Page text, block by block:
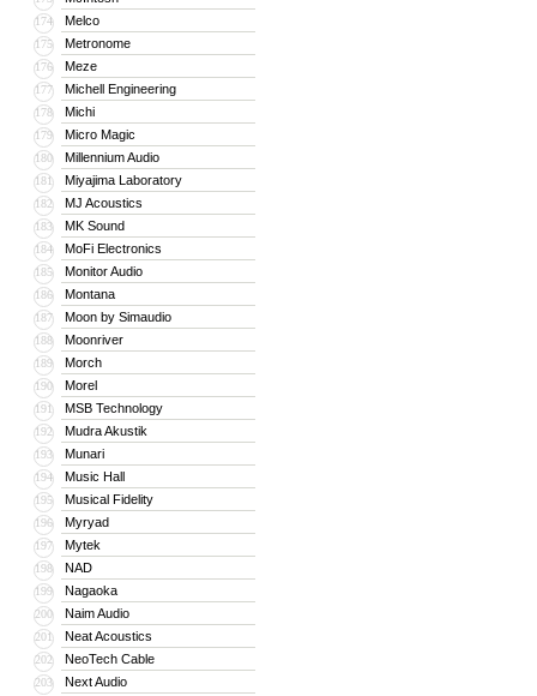
174 Melco
175 Metronome
176 Meze
177 Michell Engineering
178 Michi
179 Micro Magic
180 Millennium Audio
181 Miyajima Laboratory
182 MJ Acoustics
183 MK Sound
184 MoFi Electronics
185 Monitor Audio
186 Montana
187 Moon by Simaudio
188 Moonriver
189 Morch
190 Morel
191 MSB Technology
192 Mudra Akustik
193 Munari
194 Music Hall
195 Musical Fidelity
196 Myryad
197 Mytek
198 NAD
199 Nagaoka
200 Naim Audio
201 Neat Acoustics
202 NeoTech Cable
203 Next Audio